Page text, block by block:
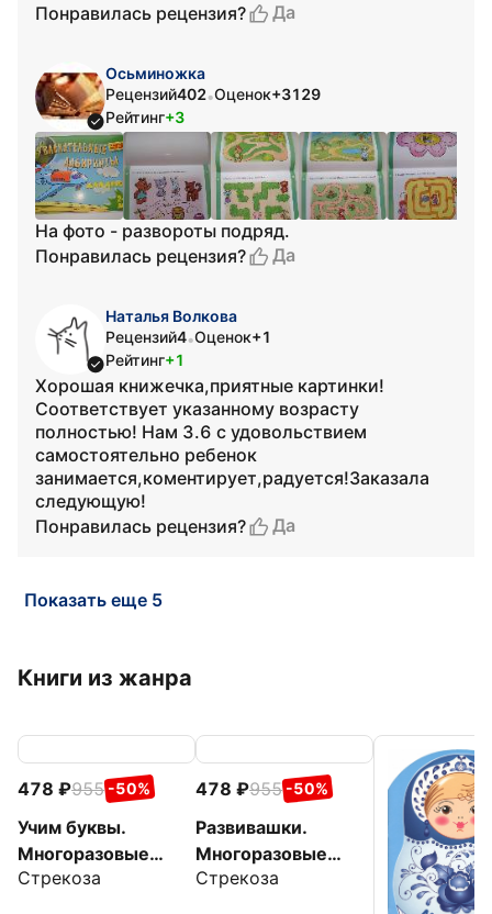
Понравилась рецензия?
Да
Осьминожка
Рецензий402•Оценок+3129
Рейтинг+3
На фото - развороты подряд.
Понравилась рецензия?
Да
Наталья Волкова
Рецензий4•Оценок+1
Рейтинг+1
Хорошая книжечка,приятные картинки!
Соответствует указанному возрасту
полностью! Нам 3.6 с удовольствием
самостоятельно ребенок
занимается,коментирует,радуется!Заказала
следующую!
Понравилась рецензия?
Да
Показать еще 5
Книги из жанра
478 955 -50%
Учим буквы.
Многоразовые
рабочие тетради
Стрекоза
478 955 -50%
Развивашки.
Многоразовые
рабочие тетради
Стрекоза